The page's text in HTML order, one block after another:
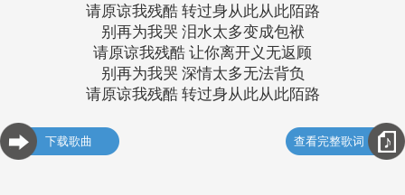
请原谅我残酷 转过身从此从此陌路
别再为我哭 泪水太多变成包袱
请原谅我残酷 让你离开义无返顾
别再为我哭 深情太多无法背负
请原谅我残酷 转过身从此从此陌路
下载歌曲 查看完整歌词